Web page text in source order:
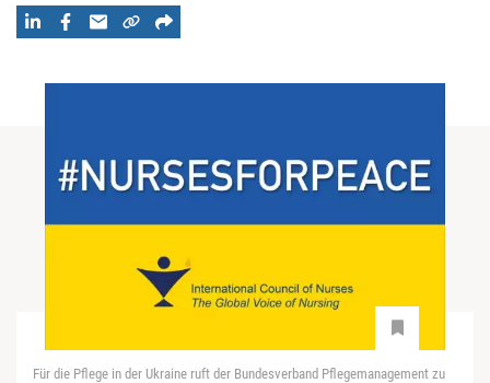
Für die Pflege in der Ukraine ruft der Bundesverband Pflegemanagement zu